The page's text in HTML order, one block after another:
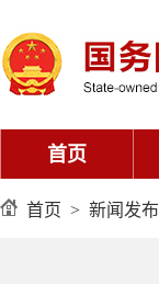
首页
首页 > 新闻发布